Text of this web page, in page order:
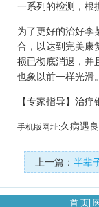
一系列的检测，根
为了更好的治好李
合，以达到完美康
损已彻底消退，并
也象以前一样光滑。
【专家指导】治
手机版网址:久病遇
上一篇： 半辈
首 页